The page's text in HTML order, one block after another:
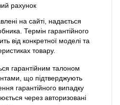
рахунок
на сайті, надається
Термін гарантійного
від конкретної моделі та
товару.
гарантійним талоном
що підтверджують
гарантійного випадку
через авторизовані